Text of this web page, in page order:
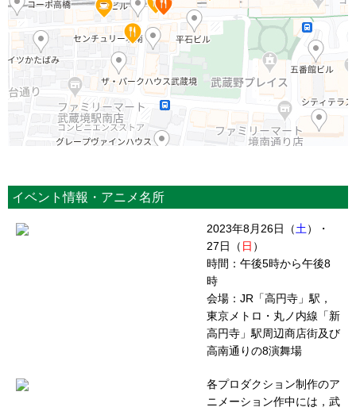
イベント情報・アニメ名所
2023年8月26日（土）・
27日（ 日 ）
時間：午後5時から午後8
時
会場：JR「高円寺」駅，
東京メトロ・丸ノ内線「新
高円寺」駅周辺商店街及び
高南通りの8演舞場
各プロダクション制作のア
ニメーション作中には，武